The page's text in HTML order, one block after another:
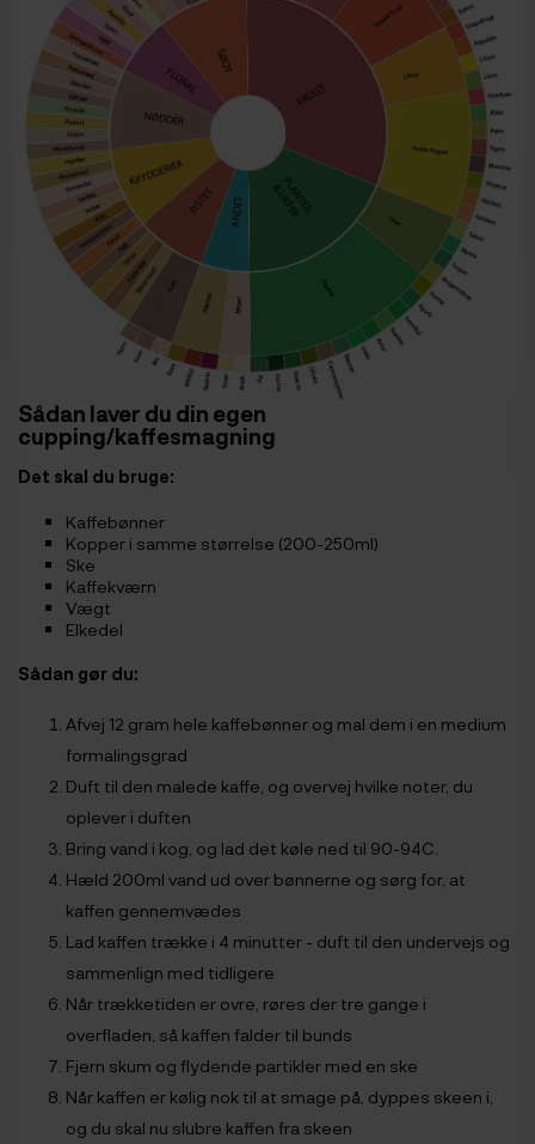
Sådan laver du din egen
cupping/kaffesmagning
Det skal du bruge:
Kaffebønner
Kopper i samme størrelse (200-250ml)
Ske
Kaffekværn
Vægt
Elkedel
Sådan gør du:
Afvej 12 gram hele kaffebønner og mal dem i en medium
formalingsgrad
Duft til den malede kaffe, og overvej hvilke noter, du
oplever i duften
Bring vand i kog, og lad det køle ned til 90-94C.
Hæld 200ml vand ud over bønnerne og sørg for, at
kaffen gennemvædes
Lad kaffen trække i 4 minutter - duft til den undervejs og
sammenlign med tidligere
Når trækketiden er ovre, røres der tre gange i
overfladen, så kaffen falder til bunds
Fjern skum og flydende partikler med en ske
Når kaffen er kølig nok til at smage på, dyppes skeen i,
og du skal nu slubre kaffen fra skeen